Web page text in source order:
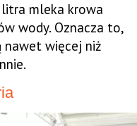
mleka krowa
wody. Oznacza to,
nawet więcej niż